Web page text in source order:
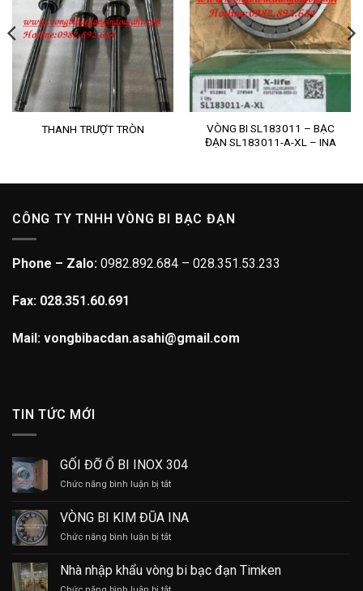
THANH TRƯỢT TRÒN
VÒNG BI SL183011 – BẠC
ĐẠN SL183011-A-XL – INA
CÔNG TY TNHH VÒNG BI BẠC ĐẠN
Phone – Zalo: 0982.892.684 – 028.351.53.233
Fax: 028.351.60.691
Mail: vongbibacdan.asahi@gmail.com
TIN TỨC MỚI
GỐI ĐỠ Ổ BI INOX 304
Chức năng bình luận bị tắtở
ĐỠ
Ổ
BI
304
VÒNG BI KIM ĐŨA INA
Chức năng bình luận bị tắtở
BI
KIM
Nhà nhập khẩu vòng bi bạc đạn Timken
ở